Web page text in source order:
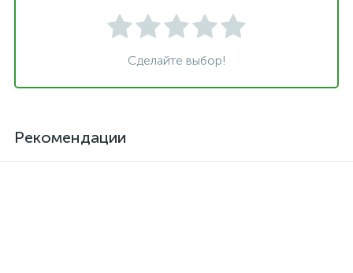
Сделайте выбор!
Рекомендации